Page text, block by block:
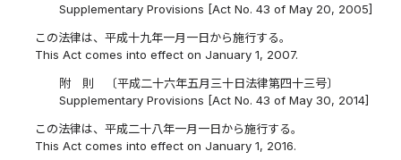
Supplementary Provisions [Act No. 43 of May 20, 2005]
この法律は、平成十九年一月一日から施行する。
This Act comes into effect on January 1, 2007.
附 則 〔平成二十六年五月三十日法律第四十三号〕
Supplementary Provisions [Act No. 43 of May 30, 2014]
この法律は、平成二十八年一月一日から施行する。
This Act comes into effect on January 1, 2016.